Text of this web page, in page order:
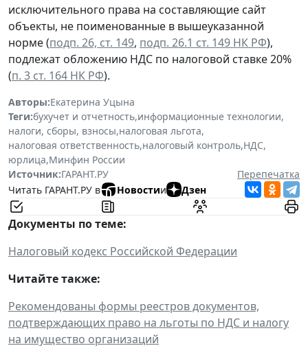
исключительного права на составляющие сайт
объекты, не поименованные в вышеуказанной
норме (подп. 26, ст. 149, подп. 26.1 ст. 149 НК РФ),
подлежат обложению НДС по налоговой ставке 20%
(п. 3 ст. 164 НК РФ).
Авторы:Екатерина Уцына
Теги:бухучет и отчетность,информационные технологии,
налоги, сборы, взносы,налоговая льгота,
налоговая ответственность,налоговый контроль,НДС,
юрлица,Минфин России
Источник:ГАРАНТ.РУ
Перепечатка
Читать ГАРАНТ.РУ в
Новостии Дзен
Документы по теме:
Налоговый кодекс Российской Федерации
Читайте также:
Рекомендованы формы реестров документов,
подтверждающих право на льготы по НДС и налогу
на имущество организаций